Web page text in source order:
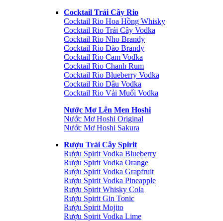
Cocktail Trái Cây Rio
Cocktail Rio Hoa Hồng Whisky
Cocktail Rio Trái Cây Vodka
Cocktail Rio Nho Brandy
Cocktail Rio Đào Brandy
Cocktail Rio Cam Vodka
Cocktail Rio Chanh Rum
Cocktail Rio Blueberry Vodka
Cocktail Rio Dâu Vodka
Cocktail Rio Vải Muối Vodka
Nước Mơ Lên Men Hoshi
Nước Mơ Hoshi Original
Nước Mơ Hoshi Sakura
Rượu Trái Cây Spirit
Rượu Spirit Vodka Blueberry
Rượu Spirit Vodka Orange
Rượu Spirit Vodka Grapfruit
Rượu Spirit Vodka Pineapple
Rượu Spirit Whisky Cola
Rượu Spirit Gin Tonic
Rượu Spirit Mojito
Rượu Spirit Vodka Lime